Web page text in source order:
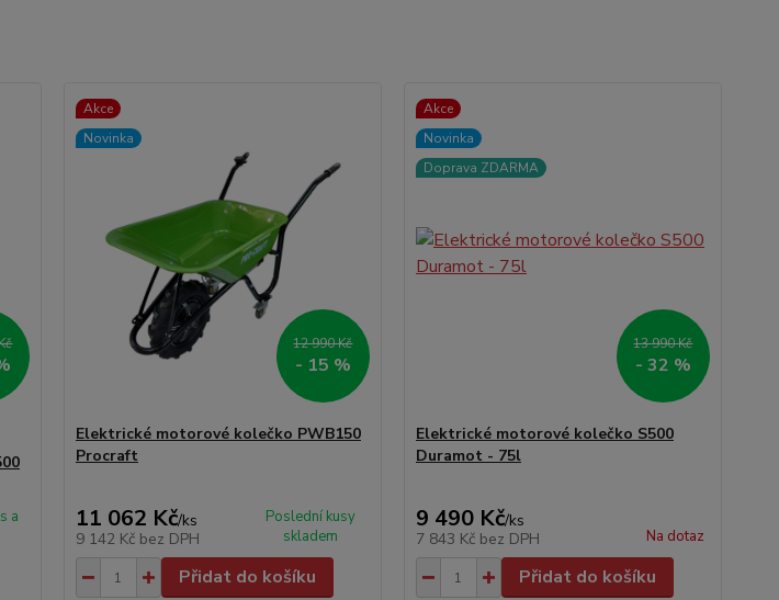
a
Akce
Novinka
12 990 Kč
- 15 %
Elektrické motorové kolečko PWB150
Procraft
11 062 Kč/ks
9 142 Kč bez DPH
Poslední kusy
skladem
Přidat do košíku
Akce
Novinka
Doprava ZDARMA
13 990 Kč
- 32 %
Elektrické motorové kolečko S500
Duramot - 75l
9 490 Kč/ks
7 843 Kč bez DPH Na dotaz
Přidat do košíku